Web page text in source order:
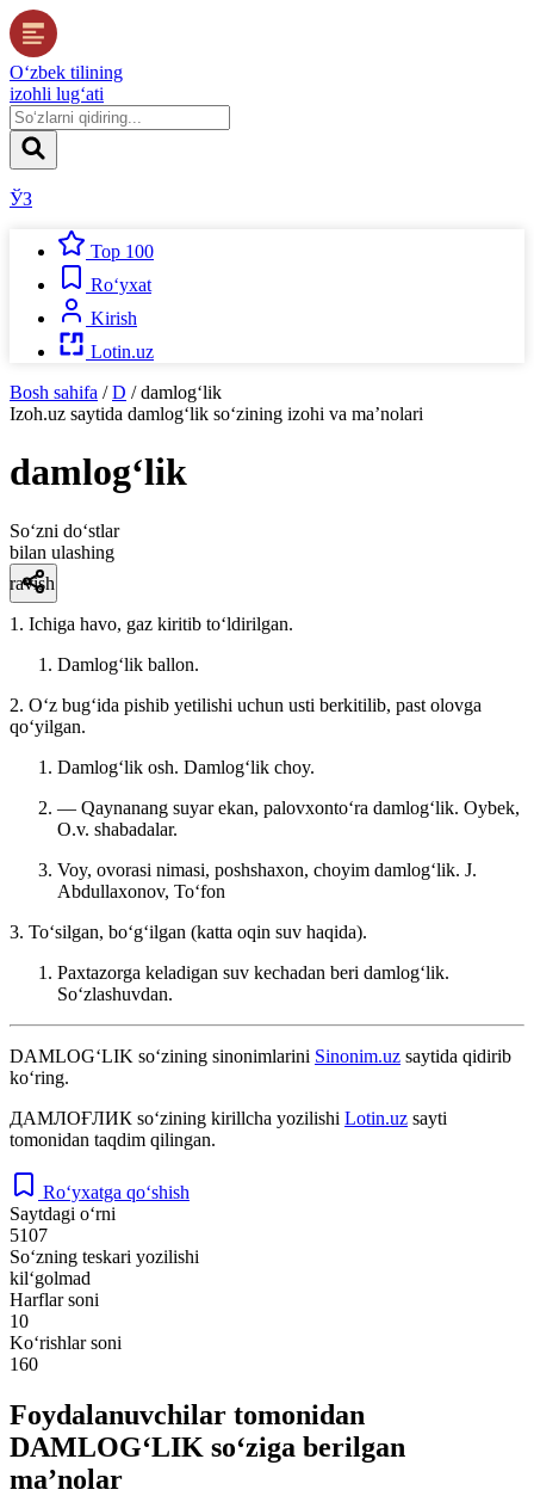
O‘zbek tilining
izohli lug‘ati
ЎЗ
Top 100
Ro‘yxat
Kirish
Lotin.uz
Bosh sahifa / D / damlog‘lik
Izoh.uz saytida damlog‘lik so‘zining izohi va ma’nolari
damlog‘lik
So‘zni do‘stlar
bilan ulashing
ravish
1. Ichiga havo, gaz kiritib toʻldirilgan.
Damlogʻlik ballon.
2. Oʻz bugʻida pishib yetilishi uchun usti berkitilib, past olovga
qoʻyilgan.
Damlogʻlik osh. Damlogʻlik choy.
— Qaynanang suyar ekan, palovxontoʻra damlogʻlik. Oybek,
O.v. shabadalar.
Voy, ovorasi nimasi, poshshaxon, choyim damlogʻlik. J.
Abdullaxonov, Toʻfon
3. Toʻsilgan, boʻgʻilgan (katta oqin suv haqida).
Paxtazorga keladigan suv kechadan beri damlogʻlik.
Soʻzlashuvdan.
DAMLOG‘LIK so‘zining sinonimlarini Sinonim.uz saytida qidirib
ko‘ring.
ДАМЛОҒЛИК so‘zining kirillcha yozilishi Lotin.uz sayti
tomonidan taqdim qilingan.
Ro‘yxatga qo‘shish
Saytdagi o‘rni
5107
So‘zning teskari yozilishi
kil‘golmad
Harflar soni
10
Ko‘rishlar soni
160
Foydalanuvchilar tomonidan
DAMLOG‘LIK so‘ziga berilgan
ma’nolar